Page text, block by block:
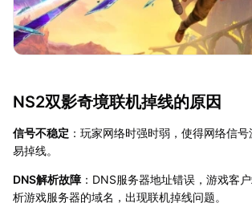
NS2双影奇境联机掉线的原因
信号不稳定 ：玩家网络时强时弱，使得网络信
易掉线。
DNS解析故障 ：DNS服务器地址错误，游戏客
析游戏服务器的域名，出现联机掉线问题。